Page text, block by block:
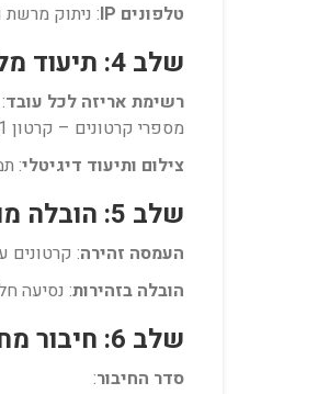
טלפונים IP
: ניתוק
שלב 4: תיעוד מלא
רשימת אריזה לכל עובד
מספרי קרטונים – קרטון 1, 2, 3 וכו', הערות – כל דבר מיוחד.
צילום ותיעוד דיגיטלי:
שלב 5: הובלה מוגנת
העמסה זהירה:
הובלה בזהירות: נסיעה
שלב 6: חיבור מחדש במשרד החדש
סדר החיבור: